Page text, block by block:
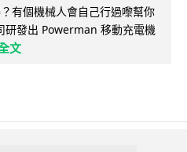
有個機械人會自己行過嚟幫你
研發出 Powerman 移動充電機
文